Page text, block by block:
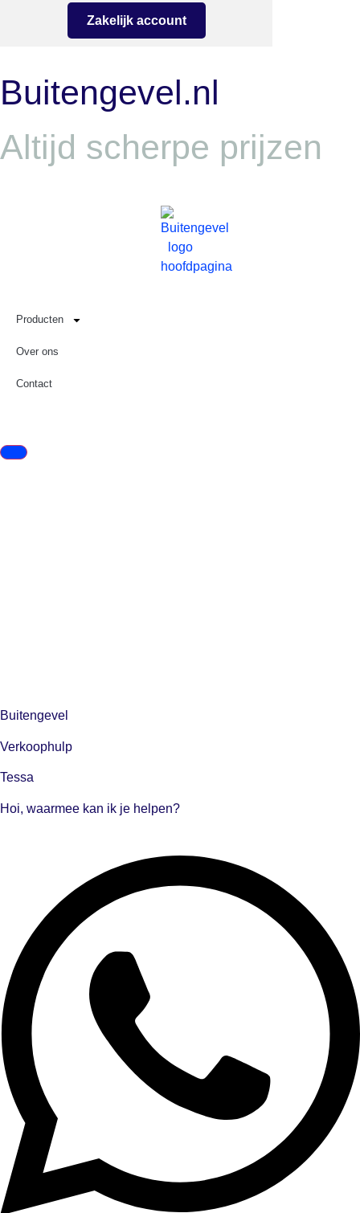
Zakelijk account
Buitengevel.nl
Altijd scherpe prijzen
Producten
Over ons
Contact
Buitengevel
Verkoophulp
Tessa
Hoi, waarmee kan ik je helpen?